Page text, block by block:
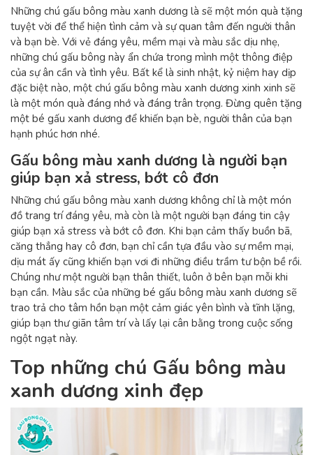
Những chú gấu bông màu xanh dương là sẽ một món quà tặng
tuyệt vời để thể hiện tình cảm và sự quan tâm đến người thân
và bạn bè. Với vẻ đáng yêu, mềm mại và màu sắc dịu nhẹ,
những chú gấu bông này ẩn chứa trong mình một thông điệp
của sự ân cần và tình yêu. Bất kể là sinh nhật, kỷ niệm hay dịp
đặc biệt nào, một chú gấu bông màu xanh dương xinh xinh sẽ
là một món quà đáng nhớ và đáng trân trọng. Đừng quên tặng
một bé gấu xanh dương để khiến bạn bè, người thân của bạn
hạnh phúc hơn nhé.
Gấu bông màu xanh dương là người bạn
giúp bạn xả stress, bớt cô đơn
Những chú gấu bông màu xanh dương không chỉ là một món
đồ trang trí đáng yêu, mà còn là một người bạn đáng tin cậy
giúp bạn xả stress và bớt cô đơn. Khi bạn cảm thấy buồn bã,
căng thẳng hay cô đơn, bạn chỉ cần tựa đầu vào sự mềm mại,
dịu mát ấy cũng khiến bạn vơi đi những điều trầm tư bộn bề rồi.
Chúng như một người bạn thân thiết, luôn ở bên bạn mỗi khi
bạn cần. Màu sắc của những bé gấu bông màu xanh dương sẽ
trao trả cho tâm hồn bạn một cảm giác yên bình và tĩnh lặng,
giúp bạn thư giãn tâm trí và lấy lại cân bằng trong cuộc sống
ngột ngạt này.
Top những chú Gấu bông màu
xanh dương xinh đẹp